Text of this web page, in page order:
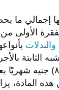
إجمالي ما
الأولى
والبدلات
الثابتة
أيًا كان مسماها عن (۸۰۰۰)
هذه المادة،